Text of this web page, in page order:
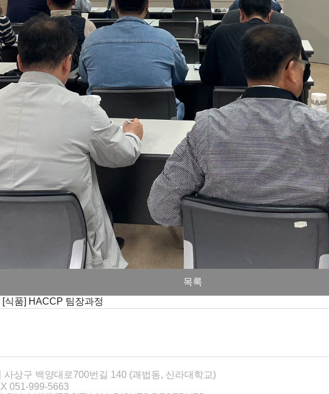
목록
[식품] HACCP 팀장과정
사상구 백양대로700번길 140 (괘법동, 신라대학교)
051-999-5663